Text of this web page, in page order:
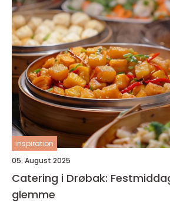
inspiration
05. August 2025
Catering i Drøbak:
glemme